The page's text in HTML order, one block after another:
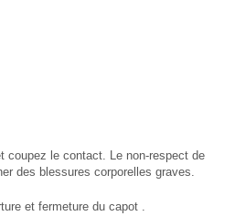
coupez le contact. Le non-respect de
des blessures corporelles graves.
et fermeture du capot .